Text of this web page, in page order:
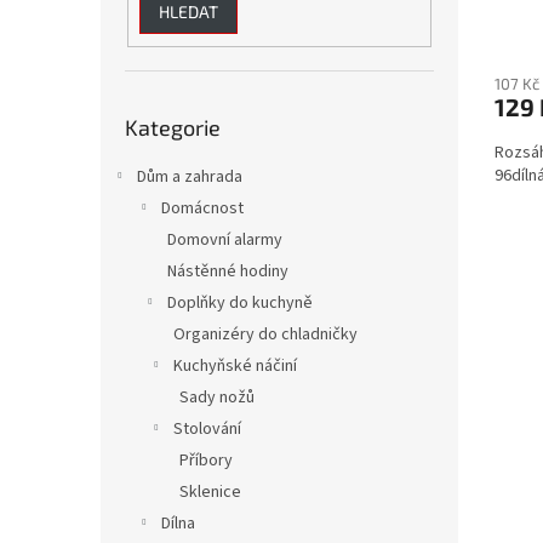
HLEDAT
kategorie
Kategorie
Dům a zahrada
Domácnost
Domovní alarmy
Nástěnné hodiny
Doplňky do kuchyně
Organizéry do chladničky
Kuchyňské náčiní
Sady nožů
Stolování
Příbory
Sklenice
Dílna
107
129